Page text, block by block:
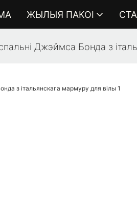
ЖЫЛЫЯ ПАКОІ
Джэймса Бонда з